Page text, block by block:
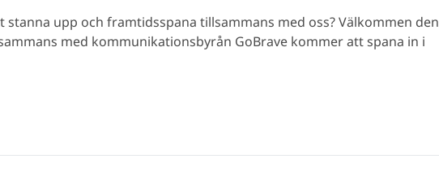
stanna upp och framtidsspana tillsammans med oss? Välkommen den
med kommunikationsbyrån GoBrave kommer att spana in i